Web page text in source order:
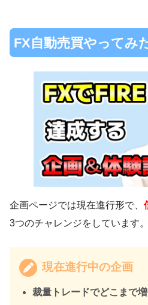
FX自動売買やってみ
企画ページでは現在進行形で、
3つのチャレンジをしています。
現在進行中の企画
裁量トレードでどこまで